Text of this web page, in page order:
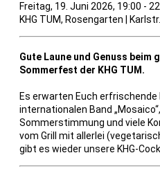
Freitag, 19. Juni 2026, 19:00 -
KHG TUM, Rosengarten
Gute Laune und Genuss beim
Sommerfest der KHG TUM.
Es erwarten Euch
internationalen Band
Sommerstimmung und viele
vom Grill mit allerlei
gibt es wieder unsere KHG-